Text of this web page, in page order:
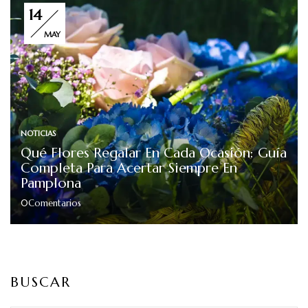
14
MAY
NOTICIAS
Qué Flores Regalar En Cada Ocasión: Guía
Completa Para Acertar Siempre En
Pamplona
0Comentarios
BUSCAR